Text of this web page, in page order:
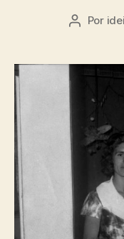
Autor
Por